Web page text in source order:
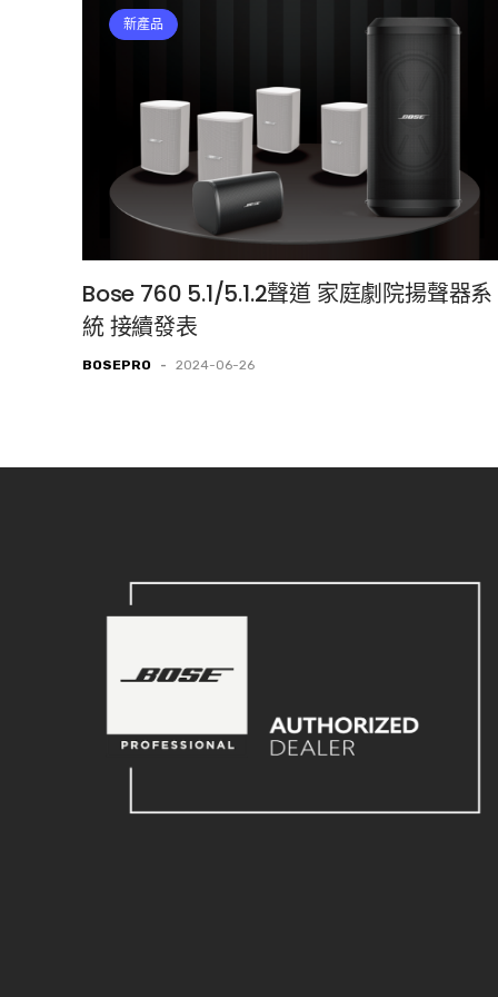
新產品
Bose 760 5.1/5.1.2聲道 家庭劇院揚聲器系
統 接續發表
BOSEPRO - 2024-06-26